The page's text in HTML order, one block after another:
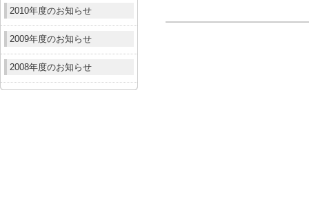
2010年度のお知らせ
2009年度のお知らせ
2008年度のお知らせ